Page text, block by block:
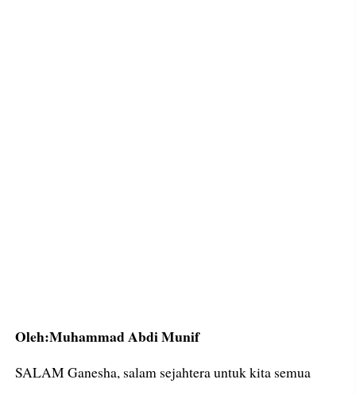
Oleh:Muhammad Abdi Munif
SALAM Ganesha, salam sejahtera untuk kita semua